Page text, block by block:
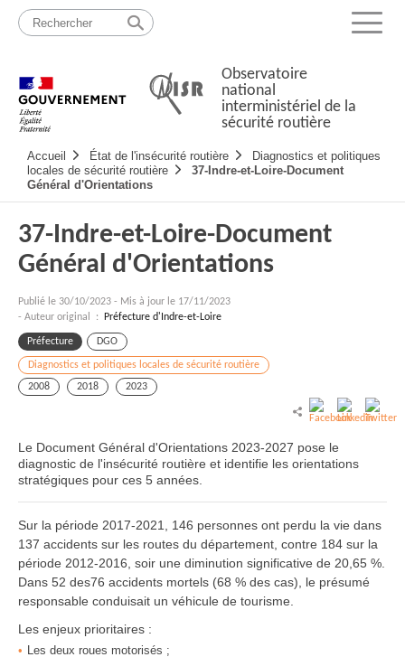
Passer
contenu
Menu
Observatoire
national
interministériel de la
sécurité routière
principale
Accueil État de l'insécurité routière
Diagnostics et politiques
locales de sécurité routière
37-Indre-et-Loire-Document
Général d'Orientations
37-Indre-et-Loire-Document
Général d'Orientations
Publié le 30/10/2023 - Mis à jour le 17/11/2023
- Auteur original :
Préfecture d'Indre-et-Loire
Préfecture DGO
Diagnostics et politiques locales de sécurité routière
2008
2018 2023
Le Document Général d'Orientations 2023-2027 pose le
diagnostic de l'insécurité routière et identifie les orientations
stratégiques pour ces 5 années.
Sur la période 2017-2021, 146 personnes ont perdu la vie dans
137 accidents sur les routes du département, contre 184 sur la
période 2012-2016, soir une diminution significative de 20,65 %.
Dans 52 des76 accidents mortels (68 % des cas), le présumé
responsable conduisait un véhicule de tourisme.
Les enjeux prioritaires :
Les deux roues motorisés ;